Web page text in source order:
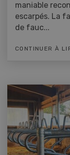
maniable
escarpés. La
de fauc...
CONTINUER À